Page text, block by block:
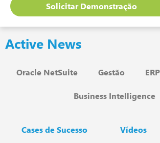
Solicitar Demonstração
Active News
Oracle NetSuite Gestão ERP
Business Intelligence
Cases de Sucesso Vídeos